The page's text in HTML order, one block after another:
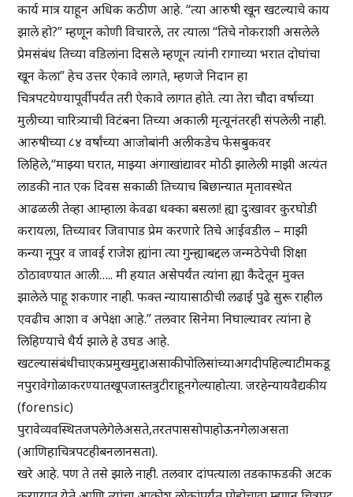
कार्य मात्र याहून अधिक कठीण आहे. “त्या आरुषी खून खटल्याचे काय
झाले हो?” म्हणून कोणी विचारले, तर त्याला “तिचे नोकराशी असलेले
प्रेमसंबंध तिच्या वडिलांना दिसले म्हणून त्यांनी रागाच्या भरात दोघांचा
खून केला” हेच उत्तर ऐकावे लागते, म्हणजे निदान हा
चित्रपटयेण्यापूर्वीपर्यंत तरी ऐकावे लागत होते. त्या तेरा चौदा वर्षाच्या
मुलीच्या चारित्र्याची विटंबना तिच्या अकाली मृत्यूनंतरही संपलेली नाही.
आरुषीच्या ८४ वर्षांच्या आजोबांनी अलीकडेच फेसबुकवर
लिहिले,“माझ्या घरात, माझ्या अंगाखांद्यावर मोठी झालेली माझी अत्यंत
लाडकी नात एक दिवस सकाळी तिच्याच बिछान्यात मृतावस्थेत
आढळली तेव्हा आम्हाला केवढा धक्का बसला! ह्या दुःखावर कुरघोडी
करायला, तिच्यावर जिवापाड प्रेम करणारे तिचे आईवडील – माझी
कन्या नूपुर व जावई राजेश ह्यांना त्या गुन्ह्याबद्दल जन्मठेपेची शिक्षा
ठोठावण्यात आली….. मी हयात असेपर्यंत त्यांना ह्या कैदेतून मुक्त
झालेले पाहू शकणार नाही. फक्त न्यायासाठीची लढाई पुढे सुरू राहील
एवढीच आशा व अपेक्षा आहे.” तलवार सिनेमा निघाल्यावर त्यांना हे
लिहिण्याचे धैर्य झाले हे उघड आहे.
खटल्यासंबंधीचाएकप्रमुखमुद्दाअसाकीपोलिसांच्याअगदीपहिल्याटीमकडू
नपुरावेगोळाकरण्यातखूपजास्तत्रुटीराहूनगेल्याहोत्या. जरहेन्यायवैद्यकीय
(forensic)
पुरावेव्यवस्थितजपलेगेलेअसते,तरतपाससोपाहोऊनगेलाअसता
(आणिहाचित्रपटहीबनलानसता).
खरे आहे. पण ते तसे झाले नाही. तलवार दांपत्याला तडकाफडकी अटक